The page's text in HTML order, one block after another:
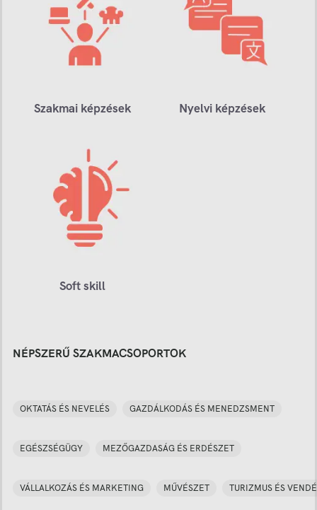
Szakmai képzések Nyelvi képzések
Soft skill
NÉPSZERŰ SZAKMACSOPORTOK
OKTATÁS ÉS NEVELÉS GAZDÁLKODÁS ÉS MENEDZSMENT
EGÉSZSÉGÜGY MEZŐGAZDASÁG ÉS ERDÉSZET
VÁLLALKOZÁS ÉS MARKETING MŰVÉSZET TURIZMUS ÉS